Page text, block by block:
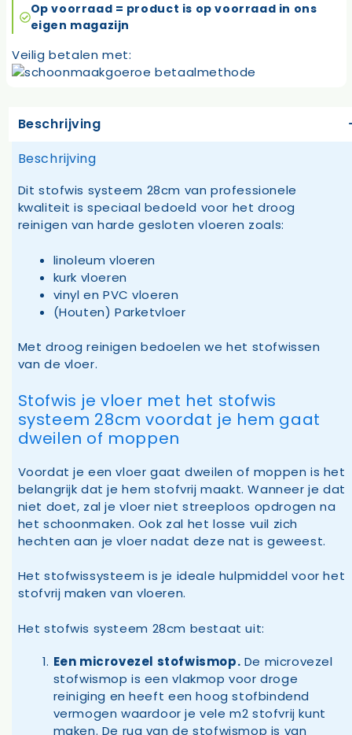
Op voorraad = product is op voorraad in ons
eigen magazijn
Veilig betalen met:
Beschrijving
Beschrijving
Dit stofwis systeem 28cm van professionele
kwaliteit is speciaal bedoeld voor het droog
reinigen van harde gesloten vloeren zoals:
linoleum vloeren
kurk vloeren
vinyl en PVC vloeren
(Houten) Parketvloer
Met droog reinigen bedoelen we het stofwissen
van de vloer.
Stofwis je vloer met het stofwis
systeem 28cm voordat je hem gaat
dweilen of moppen
Voordat je een vloer gaat dweilen of moppen is het
belangrijk dat je hem stofvrij maakt. Wanneer je dat
niet doet, zal je vloer niet streeploos opdrogen na
het schoonmaken. Ook zal het losse vuil zich
hechten aan je vloer nadat deze nat is geweest.
Het stofwissysteem is je ideale hulpmiddel voor het
stofvrij maken van vloeren.
Het stofwis systeem 28cm bestaat uit:
Een microvezel stofwismop. De microvezel
stofwismop is een vlakmop voor droge
reiniging en heeft een hoog stofbindend
vermogen waardoor je vele m2 stofvrij kunt
maken. De rug van de stofwismop is van